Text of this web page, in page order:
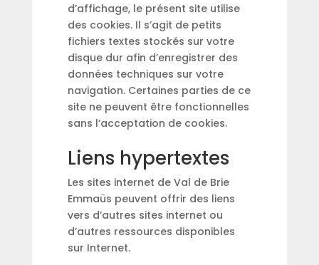
d’affichage, le présent site utilise
des cookies. Il s’agit de petits
fichiers textes stockés sur votre
disque dur afin d’enregistrer des
données techniques sur votre
navigation. Certaines parties de ce
site ne peuvent être fonctionnelles
sans l’acceptation de cookies.
Liens hypertextes
Les sites internet de Val de Brie
Emmaüs peuvent offrir des liens
vers d’autres sites internet ou
d’autres ressources disponibles
sur Internet.